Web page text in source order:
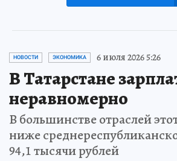
НОВОСТИ ЭКОНОМИКА 6 июля 2026 5:26
В Татарстане
неравномерно
В большинстве отраслей
ниже
94,1 тысячи рублей